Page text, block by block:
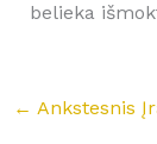
belieka
← Ankstesnis